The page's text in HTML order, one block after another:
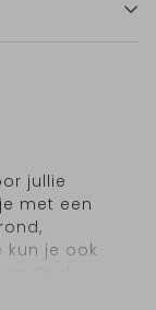
jullie
met een
kun je ook